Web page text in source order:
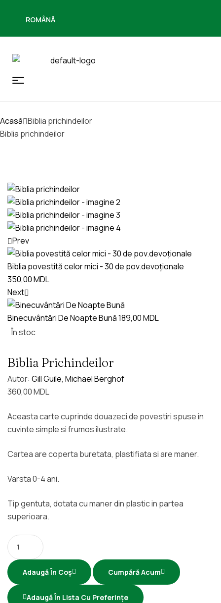
ROMÂNĂ
Acasă Biblia prichindeilor
Biblia prichindeilor
Prev
Biblia povestită celor mici - 30 de pov.devoționale
350,00MDL
Next
Binecuvântări De Noapte Bună189,00MDL
În stoc
Biblia Prichindeilor
Autor: Gill Guile, Michael Berghof
360,00MDL
Aceasta carte cuprinde douazeci de povestiri spuse in
cuvinte simple si frumos ilustrate.
Cartea are coperta buretata, plastifiata si are maner.
Varsta 0-4 ani.
Tip gentuta, dotata cu maner din plastic in partea
superioara.
Adaugă În Coș Cumpără Acum
Adaugă În Lista Cu Preferințe